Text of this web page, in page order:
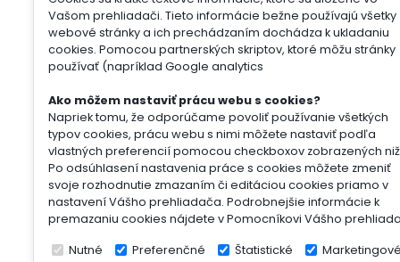
Vašom prehliadači. Tieto informácie bežne používajú všetky
webové stránky a ich prechádzaním dochádza k ukladaniu
cookies. Pomocou partnerských skriptov, ktoré môžu stránky
používať (napríklad Google analytics
Ako môžem nastaviť prácu webu s cookies?
Napriek tomu, že odporúčame povoliť používanie všetkých
typov cookies, prácu webu s nimi môžete nastaviť podľa
vlastných preferencií pomocou checkboxov zobrazených
Po odsúhlasení nastavenia práce s cookies môžete zmeniť
svoje rozhodnutie zmazaním či editáciou cookies priamo v
nastavení Vášho prehliadača. Podrobnejšie informácie k
premazaniu cookies nájdete v Pomocníkovi Vášho
Nutné Preferenčné Štatistické Marketingové